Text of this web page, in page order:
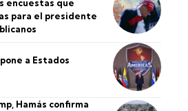
encuestas que
para el presidente
a Estados
Hamás confirma